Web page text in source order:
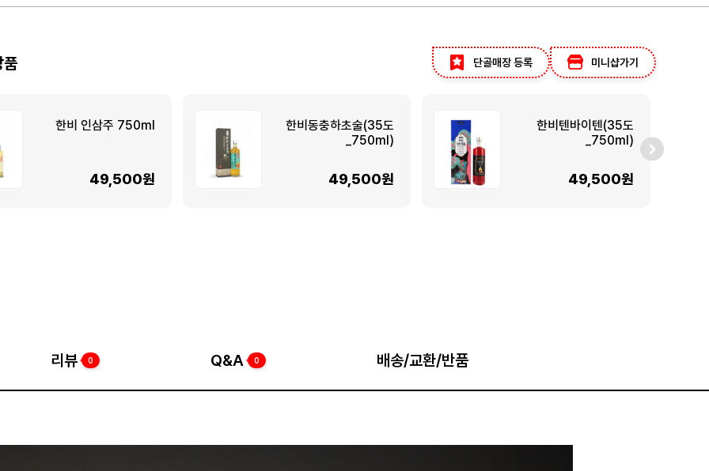
품 단골매장 등록 미니샵가기
한비 인삼주 750ml
49,500원
한비동충하초술(35도
_750ml)
49,500원
한비텐바이텐(35도
_750ml)
49,500원
리뷰 0 Q&A 0 배송/교환/반품